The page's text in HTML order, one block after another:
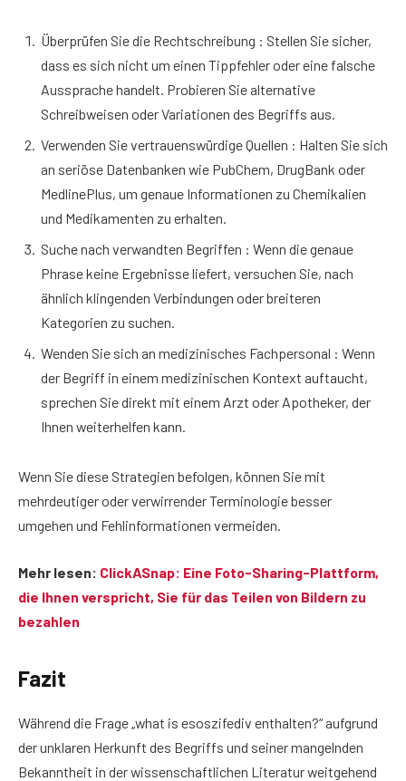
Überprüfen Sie die Rechtschreibung : Stellen Sie sicher,
dass es sich nicht um einen Tippfehler oder eine falsche
Aussprache handelt. Probieren Sie alternative
Schreibweisen oder Variationen des Begriffs aus.
Verwenden Sie vertrauenswürdige Quellen : Halten Sie sich
an seriöse Datenbanken wie PubChem, DrugBank oder
MedlinePlus, um genaue Informationen zu Chemikalien
und Medikamenten zu erhalten.
Suche nach verwandten Begriffen : Wenn die genaue
Phrase keine Ergebnisse liefert, versuchen Sie, nach
ähnlich klingenden Verbindungen oder breiteren
Kategorien zu suchen.
Wenden Sie sich an medizinisches Fachpersonal : Wenn
der Begriff in einem medizinischen Kontext auftaucht,
sprechen Sie direkt mit einem Arzt oder Apotheker, der
Ihnen weiterhelfen kann.
Wenn Sie diese Strategien befolgen, können Sie mit
mehrdeutiger oder verwirrender Terminologie besser
umgehen und Fehlinformationen vermeiden.
Mehr lesen: ClickASnap: Eine Foto-Sharing-Plattform,
die Ihnen verspricht, Sie für das Teilen von Bildern zu
bezahlen
Fazit
Während die Frage „what is esoszifediv enthalten?“ aufgrund
der unklaren Herkunft des Begriffs und seiner mangelnden
Bekanntheit in der wissenschaftlichen Literatur weitgehend